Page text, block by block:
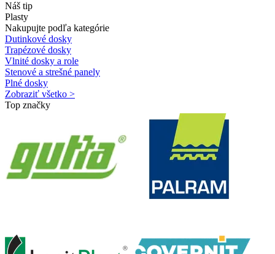
Náš tip
Plasty
Nakupujte podľa kategórie
Dutinkové dosky
Trapézové dosky
Vlnité dosky a role
Stenové a strešné panely
Plné dosky
Zobraziť všetko >
Top značky